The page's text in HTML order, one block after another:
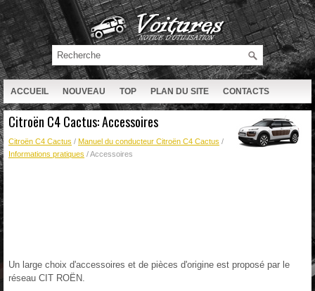
ACCUEIL NOUVEAU TOP PLAN DU SITE CONTACTS
RECHERCHE
Citroën C4 Cactus: Accessoires
Citroën C4 Cactus / Manuel du conducteur Citroën C4 Cactus /
Informations pratiques / Accessoires
Un large choix d'accessoires et de pièces d'origine est proposé par le
réseau CIT ROËN.